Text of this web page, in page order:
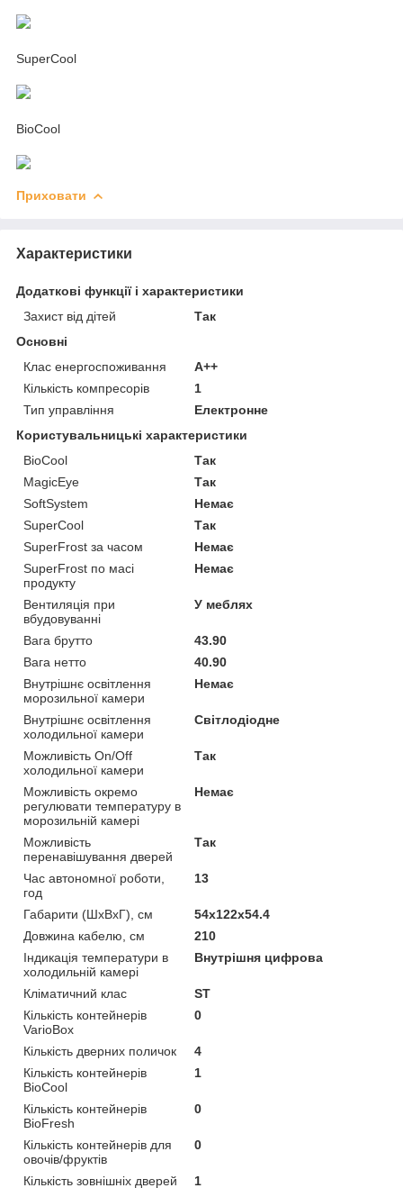
SuperCool
BioCool
Приховати
Характеристики
Додаткові функції і характеристики
Захист від дітей
Так
Основні
Клас енергоспоживання
A++
Кількість компресорів
1
Тип управління
Електронне
Користувальницькі характеристики
BioCool
Так
MagicEye
Так
SoftSystem
Немає
SuperCool
Так
SuperFrost за часом
Немає
SuperFrost по масі
продукту
Немає
Вентиляція при
вбудовуванні
У меблях
Вага брутто
43.90
Вага нетто
40.90
Внутрішнє освітлення
морозильної камери
Немає
Внутрішнє освітлення
холодильної камери
Світлодіодне
Можливість On/Off
холодильної камери
Так
Можливість окремо
регулювати температуру в
морозильній камері
Немає
Можливість
перенавішування дверей
Так
Час автономної роботи,
год
13
Габарити (ШхВхГ), см
54x122x54.4
Довжина кабелю, см
210
Індикація температури в
холодильній камері
Внутрішня цифрова
Кліматичний клас
ST
Кількість контейнерів
VarioBox
0
Кількість дверних поличок
4
Кількість контейнерів
BioCool
1
Кількість контейнерів
BioFresh
0
Кількість контейнерів для
овочів/фруктів
0
Кількість зовнішніх дверей 1